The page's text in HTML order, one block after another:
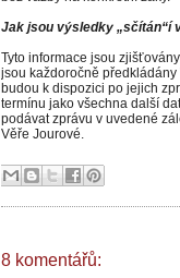
Jak jsou výsledky „sčítán“í
Tyto informace jsou
jsou každoročně
budou k dispozici po jejich
termínu jako všechna další
podávat zprávu v uvedené
Věře Jourové.
8 komentářů: